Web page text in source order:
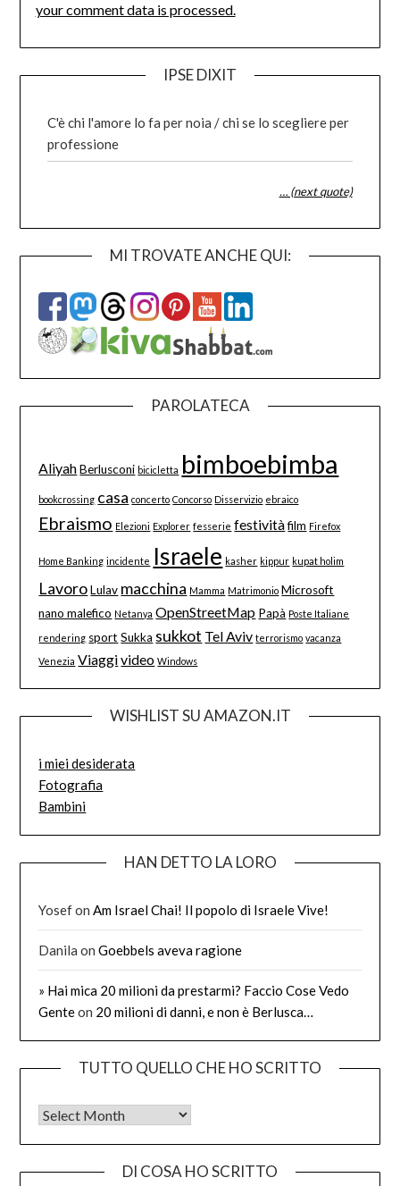
your comment data is processed.
IPSE DIXIT
C'è chi l'amore lo fa per noia / chi se lo scegliere per
professione
… (next quote)
MI TROVATE ANCHE QUI:
PAROLATECA
Aliyah Berlusconi bicicletta bimboebimba
bookcrossing casa concerto Concorso Disservizio ebraico
Ebraismo Elezioni Explorer fesserie festività film Firefox
Home Banking incidente Israele kasher kippur kupat holim
Lavoro Lulav macchina Mamma Matrimonio Microsoft
nano malefico Netanya OpenStreetMap Papà Poste Italiane
rendering sport Sukka sukkot Tel Aviv terrorismo vacanza
Venezia Viaggivideo Windows
WISHLIST SU AMAZON.IT
i miei desiderata
Fotografia
Bambini
HAN DETTO LA LORO
Yosefon Am Israel Chai! Il popolo di Israele Vive!
Danila onGoebbels aveva ragione
» Hai mica 20 milioni da prestarmi? Faccio Cose Vedo
Genteon 20 milioni di danni, e non è Berlusca…
TUTTO QUELLO CHE HO SCRITTO
Tutto quello che ho scritto
DI COSA HO SCRITTO